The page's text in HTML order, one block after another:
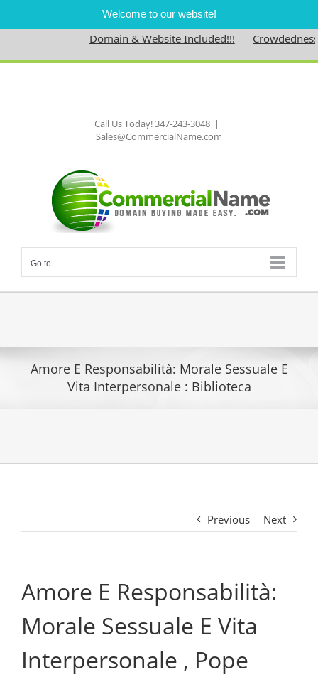
Welcome to our website!
Domain & Website Included!!!
Skip
Call Us Today! 347-243-3048 |
Sales@CommercialName.com
Go to...
Amore E Responsabilità: Morale Sessuale E
Vita Interpersonale : Biblioteca
Previous Next
Amore E Responsabilità:
Morale Sessuale E Vita
Interpersonale , Pope